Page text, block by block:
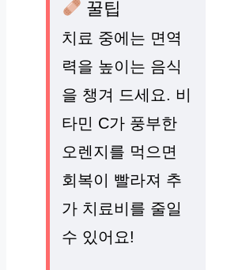
꿀팁
치료 중에는 면역
력을 높이는 음식
을 챙겨 드세요. 비
타민 C가 풍부한
오렌지를 먹으면
회복이 빨라져 추
가 치료비를 줄일
수 있어요!